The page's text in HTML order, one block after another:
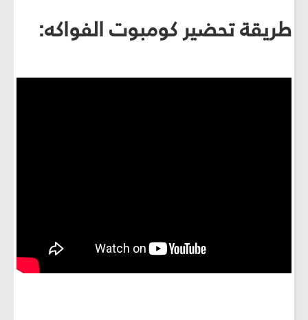
طريقة تحضير كومبوت الفواكه: